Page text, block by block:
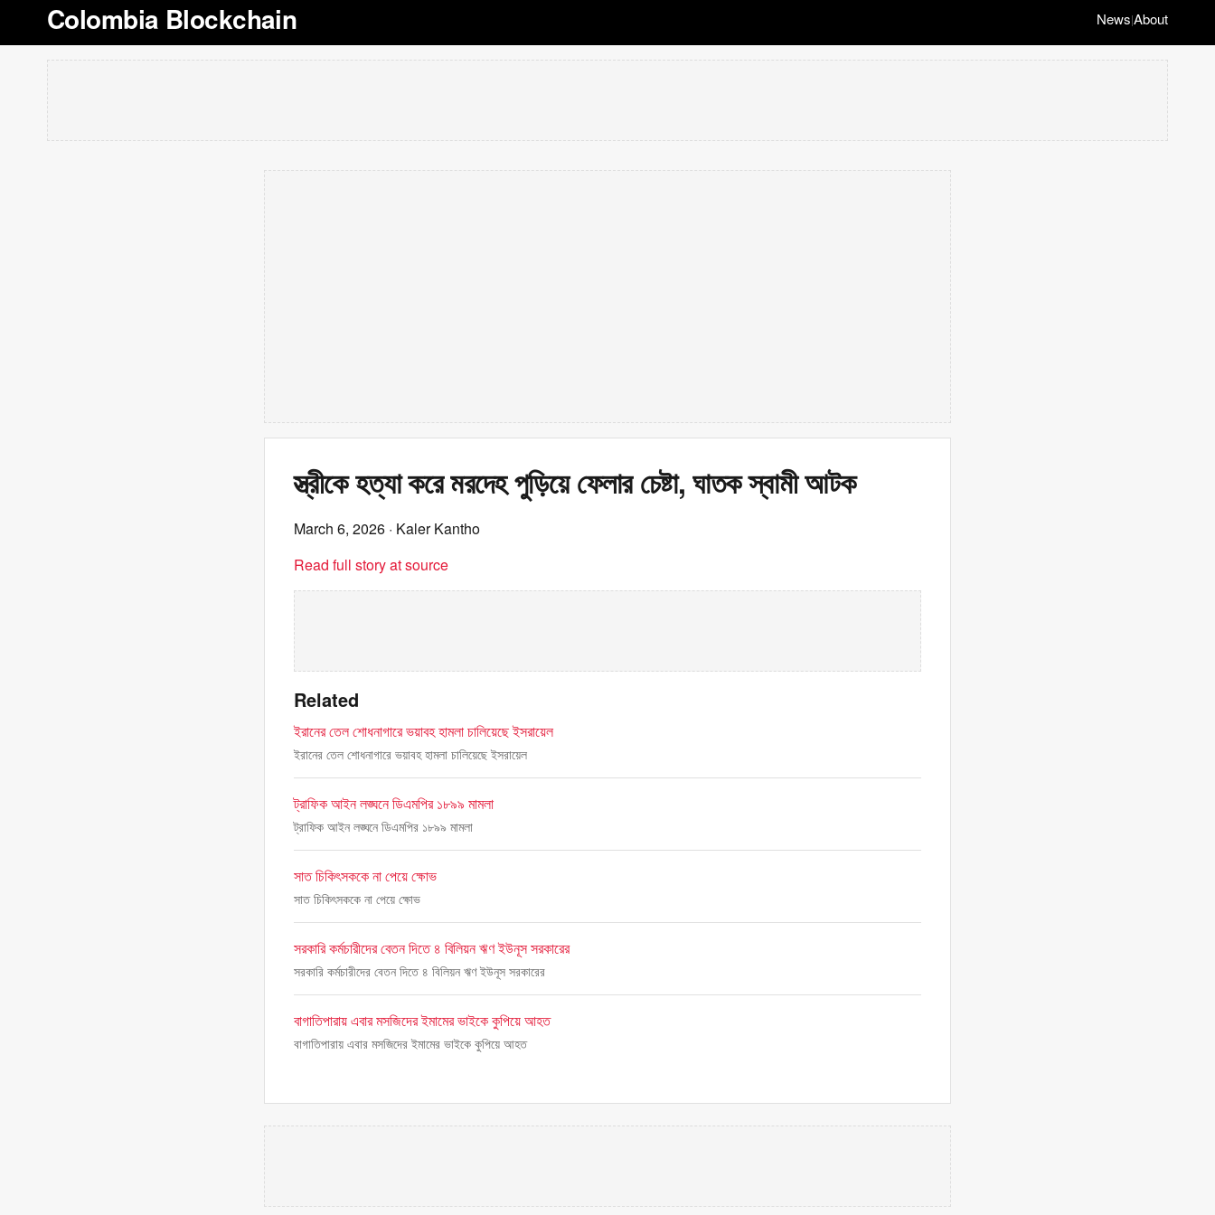
Colombia Blockchain News|About
স্ত্রীকে হত্যা করে মরদেহ পুড়িয়ে ফেলার চেষ্টা, ঘাতক স্বামী আটক
March 6, 2026 · Kaler Kantho
Read full story at source
Related
ইরানের তেল শোধনাগারে ভয়াবহ হামলা চালিয়েছে ইসরায়েল
ইরানের তেল শোধনাগারে ভয়াবহ হামলা চালিয়েছে ইসরায়েল
ট্রাফিক আইন লঙ্ঘনে ডিএমপির ১৮৯৯ মামলা
ট্রাফিক আইন লঙ্ঘনে ডিএমপির ১৮৯৯ মামলা
সাত চিকিৎসককে না পেয়ে ক্ষোভ
সাত চিকিৎসককে না পেয়ে ক্ষোভ
সরকারি কর্মচারীদের বেতন দিতে ৪ বিলিয়ন ঋণ ইউনূস সরকারের
সরকারি কর্মচারীদের বেতন দিতে ৪ বিলিয়ন ঋণ ইউনূস সরকারের
বাগাতিপারায় এবার মসজিদের ইমামের ভাইকে কুপিয়ে আহত
বাগাতিপারায় এবার মসজিদের ইমামের ভাইকে কুপিয়ে আহত